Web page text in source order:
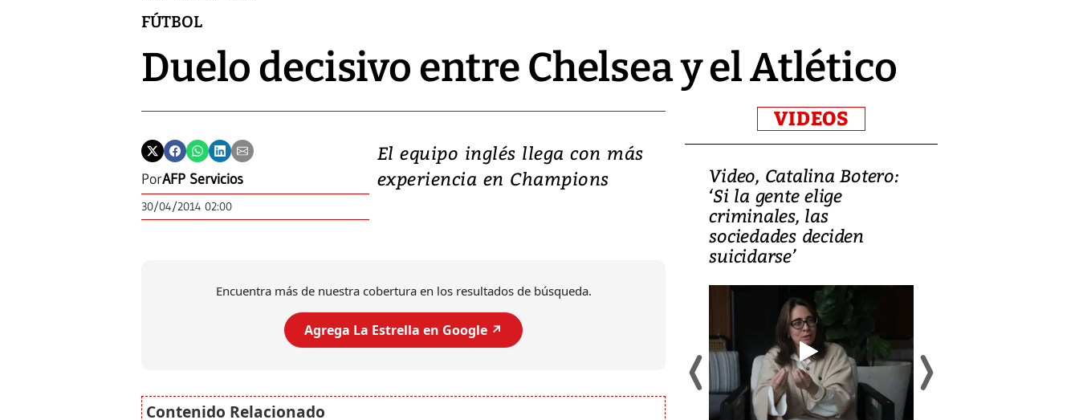
FÚTBOL
Duelo decisivo entre Chelsea y el Atlético
PorAFP Servicios
30/04/2014 02:00
El equipo inglés llega con más
experiencia en Champions
Encuentra más de nuestra cobertura en los resultados de búsqueda.
Agrega La Estrella en Google ↗️
VIDEOS
Video, Japón: Terremoto
deja heridos y graves
Un fuerte terremoto de magnitud
Video, Catalina Botero:
‘Si la gente elige
criminales, las
sociedades deciden
suicidarse’